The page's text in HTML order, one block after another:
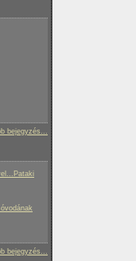
bejegyzés...
bejegyzés...